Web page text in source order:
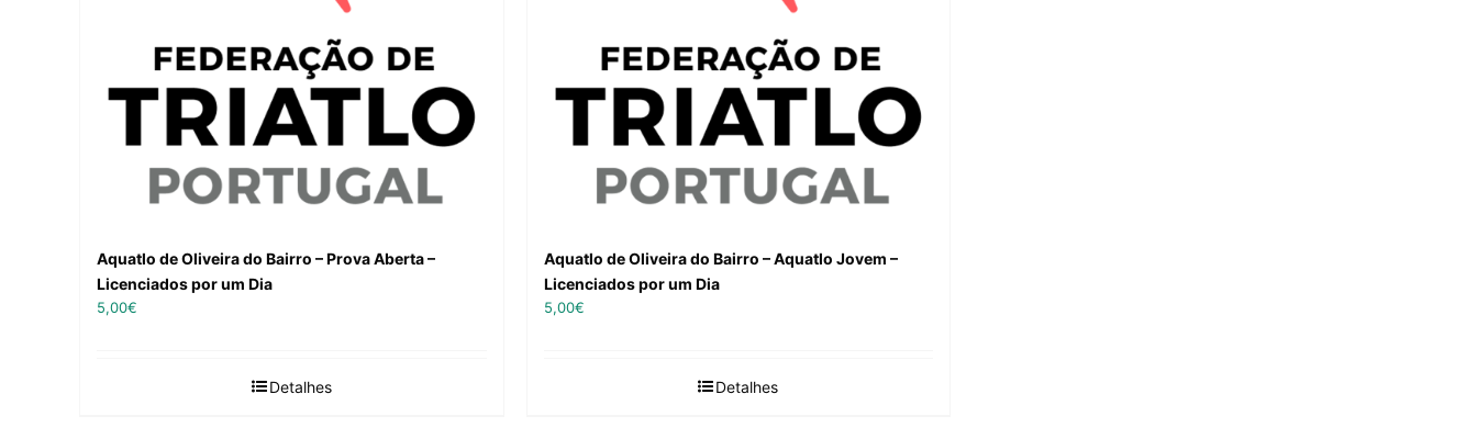
Aquatlo de Oliveira do Bairro – Prova Aberta –
Licenciados por um Dia
5,00€
Detalhes
Aquatlo de Oliveira do Bairro – Aquatlo Jovem –
Licenciados por um Dia
5,00€
Detalhes